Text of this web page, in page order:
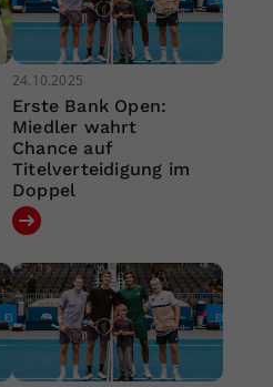
24.10.2025
Erste Bank Open:
Miedler wahrt
Chance auf
Titelverteidigung im
Doppel